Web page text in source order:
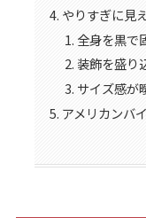
やりすぎに見
全身を黒で
装飾を盛り
サイズ感が
アメリカンバ